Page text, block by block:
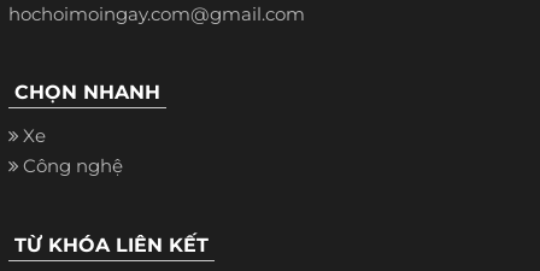
hochoimoingay.com@gmail.com
CHỌN NHANH
Xe
Công nghệ
TỪ KHÓA LIÊN KẾT